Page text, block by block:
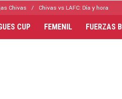
Chivas Chivas vs LAFC: Día y hora
CUP FEMENIL FUERZAS